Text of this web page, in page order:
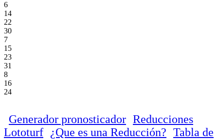
6
14
22
30
7
15
23
31
8
16
24
Generador pronosticador Reducciones
Lototurf
¿Que es una Reducción? Tabla de